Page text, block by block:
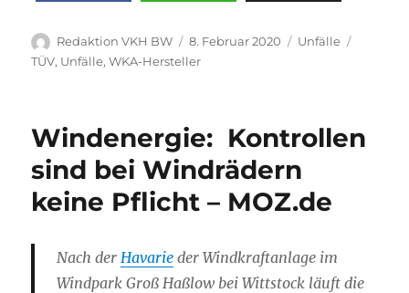
Autor
Redaktion VKH BW
Veröffentlicht
am
8. Februar 2020 Kategorien
Unfälle
TÜV, Unfälle,WKA-Hersteller
Windenergie: Kontrollen
sind bei Windrädern
keine Pflicht – MOZ.de
Nach der Havarie der Windkraftanlage im
Windpark Groß Haßlow bei Wittstock läuft die